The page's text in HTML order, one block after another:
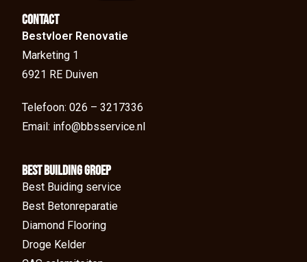
Contact
Bestvloer Renovatie
Marketing 1
6921 RE Duiven
Telefoon: 026 – 3217336
Email: info@bbsservice.nl
BEst Building groep
Best Buiding service
Best Betonreparatie
Diamond Flooring
Droge Kelder